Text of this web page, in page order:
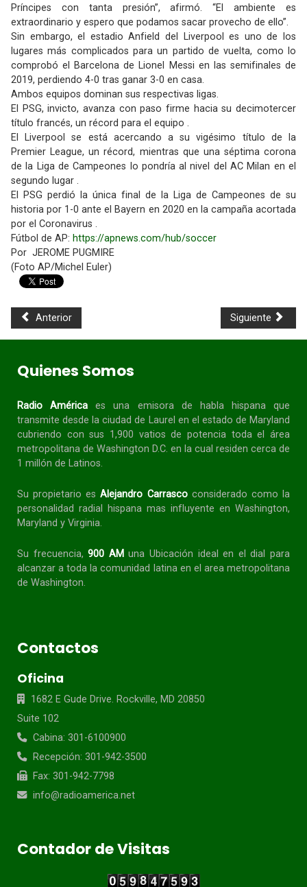
Príncipes con tanta presión”, afirmó. “El ambiente es
extraordinario y espero que podamos sacar provecho de ello”.
Sin embargo, el estadio Anfield del Liverpool es uno de los
lugares más complicados para un partido de vuelta, como lo
comprobó el Barcelona de Lionel Messi en las semifinales de
2019, perdiendo 4-0 tras ganar 3-0 en casa.
Ambos equipos dominan sus respectivas ligas.
El PSG, invicto, avanza con paso firme hacia su decimotercer
título francés, un récord para el equipo .
El Liverpool se está acercando a su vigésimo título de la
Premier League, un récord, mientras que una séptima corona
de la Liga de Campeones lo pondría al nivel del AC Milan en el
segundo lugar .
El PSG perdió la única final de la Liga de Campeones de su
historia por 1-0 ante el Bayern en 2020 en la campaña acortada
por el Coronavirus .
Fútbol de AP: https://apnews.com/hub/soccer
Por JEROME PUGMIRE
(Foto AP/Michel Euler)
Anterior Siguiente
Quienes Somos
Radio América es una emisora de habla hispanaque
transmite desde la ciudad de Laurel en el estado de Maryland
cubriendo con sus 1,900 vatios de potencia toda el área
metropolitana de Washington D.C. en la cual residen cerca de
1 millón de Latinos.
Su propietario esAlejandro Carrascoconsiderado como la
personalidad radial
hispana mas influyente en Washington,
Maryland y Virginia.
Su frecuencia, 900 AM una Ubicación ideal en el dial para
alcanzar a toda lacomunidad latina en el area metropolitana
de Washington.
Contactos
Oficina
1682 E Gude Drive. Rockville, MD 20850
Suite 102
Cabina: 301-6100900
Recepción: 301-942-3500
Fax: 301-942-7798
info@radioamerica.net
Contador de Visitas